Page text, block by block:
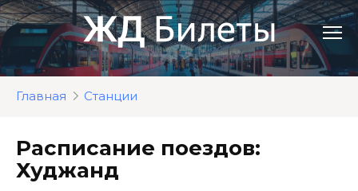
Перейти
к
контенту
Главная Станции
Расписание поездов:
Худжанд